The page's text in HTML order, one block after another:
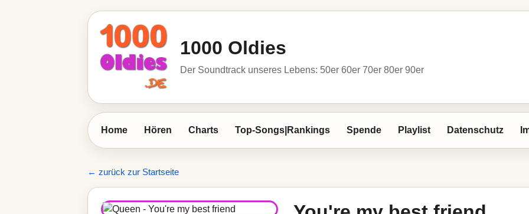
1000 Oldies
Der Soundtrack unseres Lebens: 50er 60er 70er 80er 90er
Home Hören Charts Top-Songs|Rankings Spende Playlist Datenschutz
← zurück zur Startseite